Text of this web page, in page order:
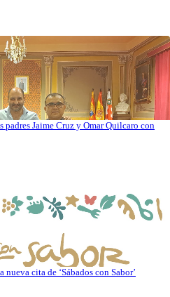
padres Jaime Cruz y Omar Quilcaro con
cita de ‘Sábados con Sabor’